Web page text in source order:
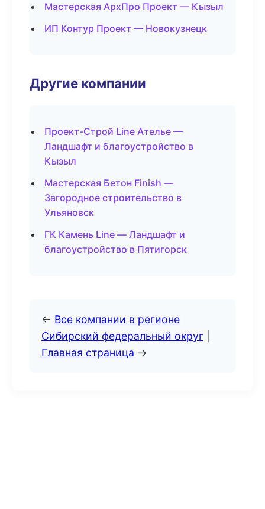
Мастерская АрхПро Проект — Кызыл
ИП Контур Проект — Новокузнецк
Другие компании
Проект-Строй Line Ателье —
Ландшафт и благоустройство в
Кызыл
Мастерская Бетон Finish —
Загородное строительство в
Ульяновск
ГК Камень Line — Ландшафт и
благоустройство в Пятигорск
← Все компании в регионе
Сибирский федеральный округ
Главная страница →